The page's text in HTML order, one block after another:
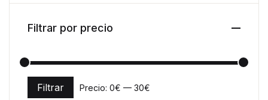
Filtrar por precio
Precio mínimo
Precio máximo
Filtrar Precio: 0€ — 30€